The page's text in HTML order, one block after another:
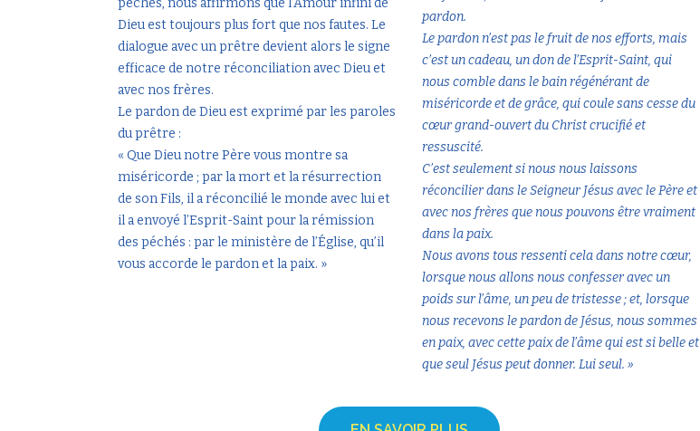
péchés, nous affirmons que l’Amour infini de
Dieu est toujours plus fort que nos fautes. Le
dialogue avec un prêtre devient alors le signe
efficace de notre réconciliation avec Dieu et
avec nos frères.
Le pardon de Dieu est exprimé par les paroles
du prêtre :
« Que Dieu notre Père vous montre sa
miséricorde ; par la mort et la résurrection
de son Fils, il a réconcilié le monde avec lui et
il a envoyé l’Esprit-Saint pour la rémission
des péchés : par le ministère de l’Église, qu’il
vous accorde le pardon et la paix. »
pardon.
Le pardon n’est pas le fruit de nos efforts, mais
c’est un cadeau, un don de l’Esprit-Saint, qui
nous comble dans le bain régénérant de
miséricorde et de grâce, qui coule sans cesse du
cœur grand-ouvert du Christ crucifié et
ressuscité.
C’est seulement si nous nous laissons
réconcilier dans le Seigneur Jésus avec le Père et
avec nos frères que nous pouvons être vraiment
dans la paix.
Nous avons tous ressenti cela dans notre cœur,
lorsque nous allons nous confesser avec un
poids sur l’âme, un peu de tristesse ; et, lorsque
nous recevons le pardon de Jésus, nous sommes
en paix, avec cette paix de l’âme qui est si belle et
que seul Jésus peut donner. Lui seul. »